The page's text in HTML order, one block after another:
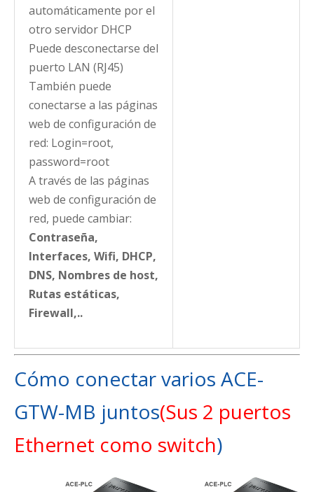
automáticamente por el
otro servidor DHCP
Puede desconectarse del
puerto LAN (RJ45)
También puede
conectarse a las páginas
web de configuración de
red: Login=root,
password=root
A través de las páginas
web de configuración de
red, puede cambiar:
Contraseña,
Interfaces, Wifi, DHCP,
DNS, Nombres de host,
Rutas estáticas,
Firewall,..
Cómo conectar varios ACE-
GTW-MB juntos(Sus 2 puertos
Ethernet como switch)